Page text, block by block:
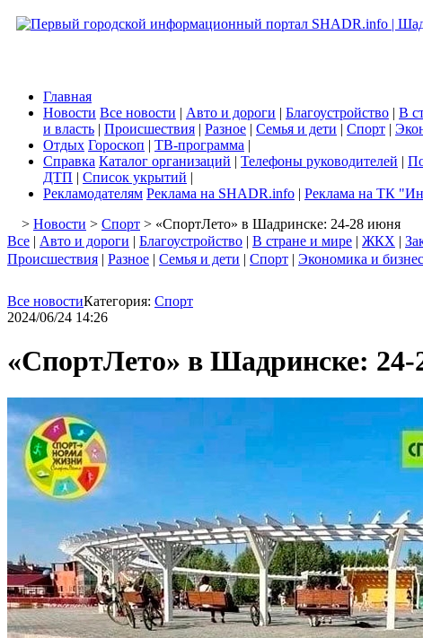
Главная
Новости Все новости | Авто и дороги | Благоустройство | В
и власть | Происшествия | Разное | Семья и дети | Спорт |
Отдых Гороскоп | ТВ-программа |
Справка Каталог организаций | Телефоны руководителей |
ДТП | Список укрытий |
Рекламодателям Реклама на SHADR.info | Реклама на ТК
> Новости > Спорт > «СпортЛето» в Шадринске: 24-28 июня
Все | Авто и дороги | Благоустройство | В стране и мире | ЖКХ |
Происшествия | Разное | Семья и дети | Спорт | Экономика и бизнес
Все новостиКатегория: Спорт
2024/06/24 14:26
«СпортЛето» в Шадринске: